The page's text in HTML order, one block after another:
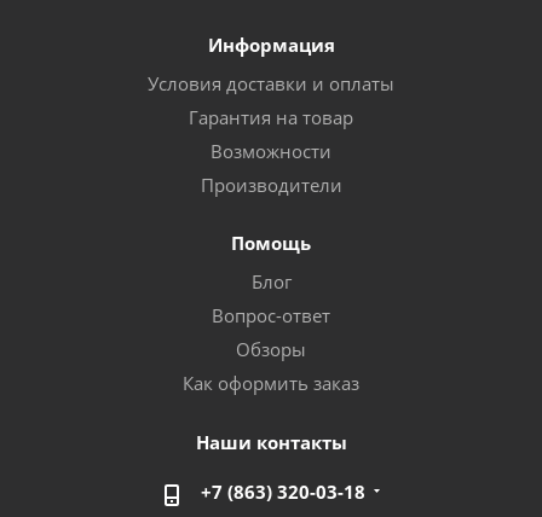
Информация
Условия доставки и оплаты
Гарантия на товар
Возможности
Производители
Помощь
Блог
Вопрос-ответ
Обзоры
Как оформить заказ
Наши контакты
+7 (863) 320-03-18